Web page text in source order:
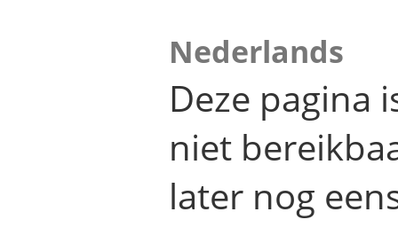
Nederlands
Deze pagina
niet
later nog